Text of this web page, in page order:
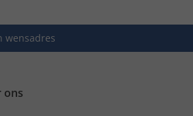
wensadres
ons